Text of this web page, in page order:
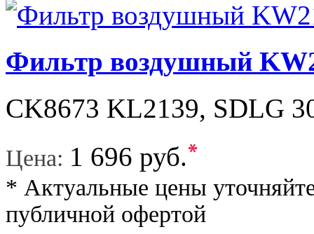
Фильтр воздушный
CK8673 KL2139, SDLG
Цена: 1 696 руб.*
* Актуальные цены
публичной офертой